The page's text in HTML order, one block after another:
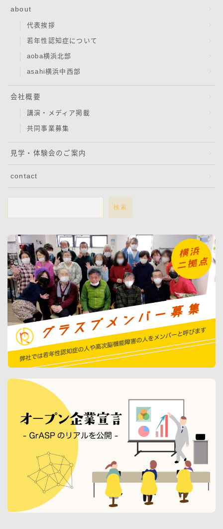
about
代表挨拶
若年性認知症について
aoba横浜北部
asahi横浜中西部
会社概要
講演・メディア掲載
共同事業募集
見学・体験会のご案内
contact
検索